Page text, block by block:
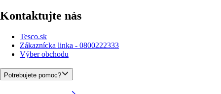
Kontaktujte nás
Tesco.sk
Zákaznícka linka - 0800222333
Výber obchodu
Potrebujete pomoc?